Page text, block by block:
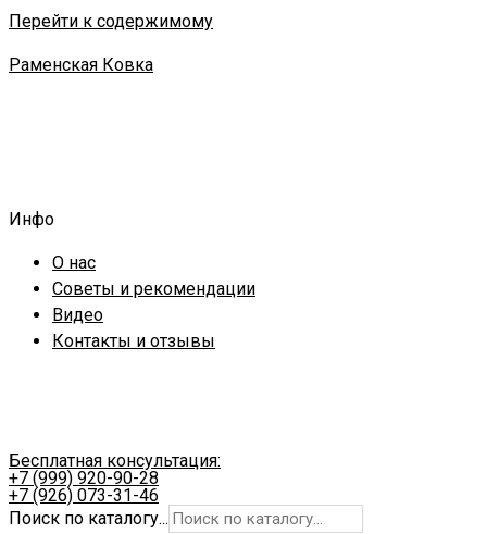
Перейти к содержимому
Раменская Ковка
Инфо
О нас
Советы и рекомендации
Видео
Контакты и отзывы
Бесплатная консультация:
+7 (999) 920-90-28
+7 (926) 073-31-46
Поиск по каталогу...